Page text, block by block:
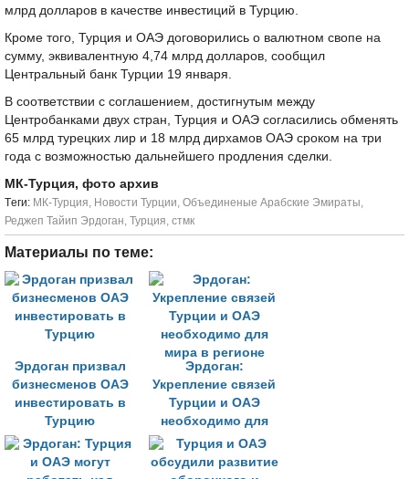
млрд долларов в качестве инвестиций в Турцию.
Кроме того, Турция и ОАЭ договорились о валютном свопе на
сумму, эквивалентную 4,74 млрд долларов, сообщил
Центральный банк Турции 19 января.
В соответствии с соглашением, достигнутым между
Центробанками двух стран, Турция и ОАЭ согласились обменять
65 млрд турецких лир и 18 млрд дирхамов ОАЭ сроком на три
года с возможностью дальнейшего продления сделки.
МК-Турция, фото архив
Tеги: МК-Турция, Новости Турции, Объединеные Арабские Эмираты,
Реджеп Тайип Эрдоган, Турция, стмк
Материалы по теме:
Эрдоган призвал
бизнесменов ОАЭ
инвестировать в
Турцию
Эрдоган:
Укрепление связей
Турции и ОАЭ
необходимо для
мира в регионе